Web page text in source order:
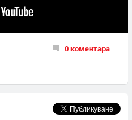
0 коментара